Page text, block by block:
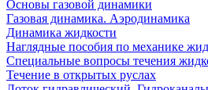
Основы газовой динамики
Газовая динамика. Аэродинамика
Динамика жидкости
Наглядные пособия по механике
Специальные вопросы течения
Течение в открытых руслах